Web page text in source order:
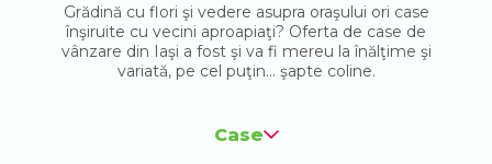
Grădină cu flori şi vedere asupra oraşului ori case
înşiruite cu vecini aproapiaţi? Oferta de case de
vânzare din Iaşi a fost şi va fi mereu la înălţime şi
variată, pe cel puţin... şapte coline.
Case